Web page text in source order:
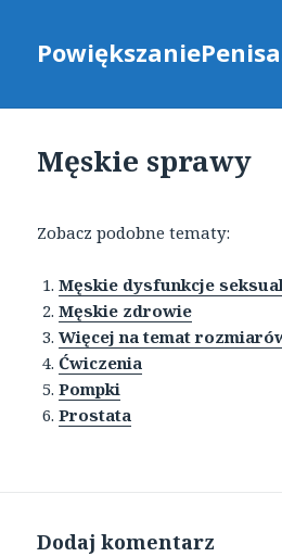
Męskie sprawy
Zobacz podobne tematy:
Męskie dysfunkcje
Męskie zdrowie
Więcej na temat
Ćwiczenia
Pompki
Prostata
Dodaj komentarz